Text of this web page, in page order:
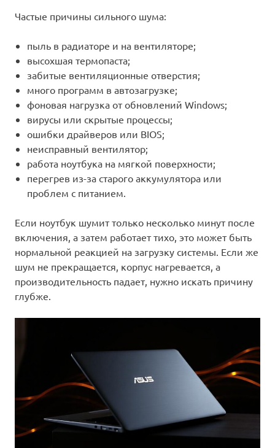
Частые причины сильного шума:
пыль в радиаторе и на вентиляторе;
высохшая термопаста;
забитые вентиляционные отверстия;
много программ в автозагрузке;
фоновая нагрузка от обновлений Windows;
вирусы или скрытые процессы;
ошибки драйверов или BIOS;
неисправный вентилятор;
работа ноутбука на мягкой поверхности;
перегрев из-за старого аккумулятора или
проблем с питанием.
Если ноутбук шумит только несколько минут после
включения, а затем работает тихо, это может быть
нормальной реакцией на загрузку системы. Если же
шум не прекращается, корпус нагревается, а
производительность падает, нужно искать причину
глубже.